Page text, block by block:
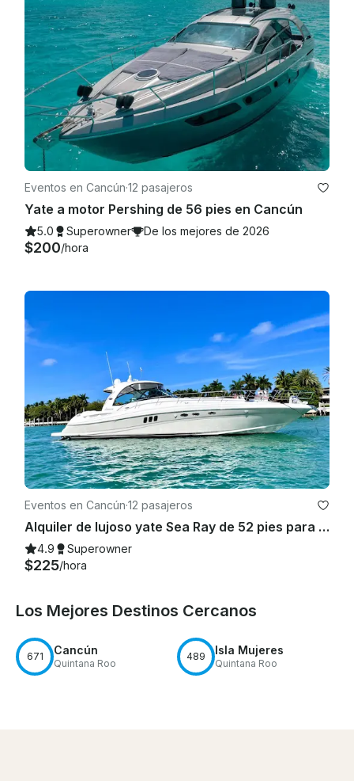
Eventos en Cancún·12 pasajeros
Yate a motor Pershing de 56 pies en Cancún
5.0 Superowner De los mejores de 2026
$200/hora
Eventos en Cancún·12 pasajeros
Alquiler de lujoso yate Sea Ray de 52 pies para 12 personas en Cancún
4.9 Superowner
$225/hora
Los Mejores Destinos Cercanos
671 Cancún
Quintana Roo
489 Isla Mujeres
Quintana Roo